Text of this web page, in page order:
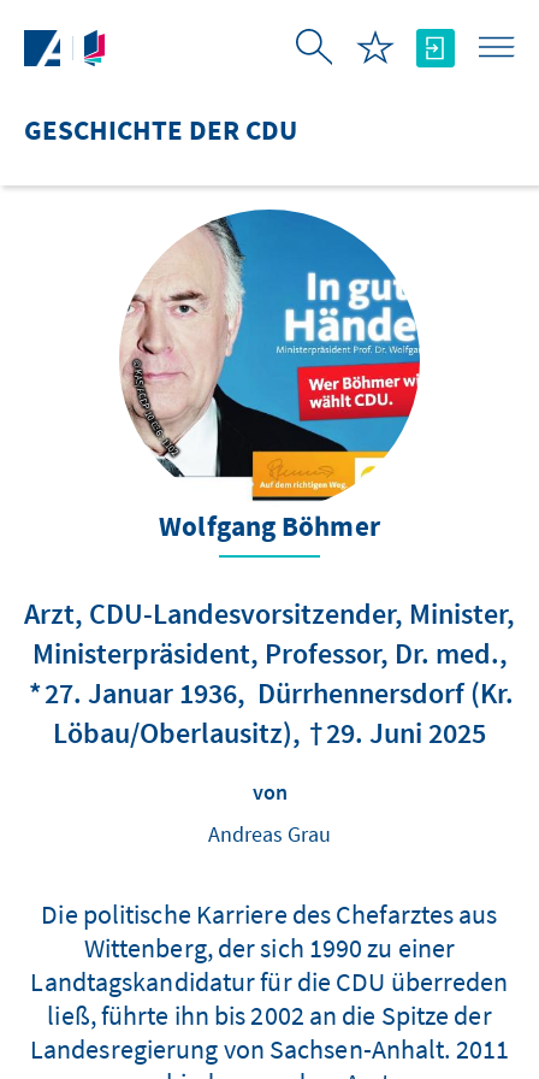
GESCHICHTE DER CDU
© KAS/ACDP 10-036 : 1102
Wolfgang Böhmer
Arzt, CDU-Landesvorsitzender, Minister,
Ministerpräsident, Professor Dr. med.
27. Januar 1936
Dürrhennersdorf (Kr.
Löbau/Oberlausitz)
29. Juni 2025
von
Andreas Grau
Die politische Karriere des Chefarztes aus
Wittenberg, der sich 1990 zu einer
Landtagskandidatur für die CDU überreden
ließ, führte ihn bis 2002 an die Spitze der
Landesregierung von Sachsen-Anhalt. 2011